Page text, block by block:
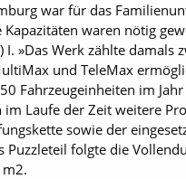
war für das
waren nötig
I. »Das Werk zählte
und TeleMax
Fahrzeugeinheiten im
Laufe der Zeit weitere
sowie der
Puzzleteil folgte die